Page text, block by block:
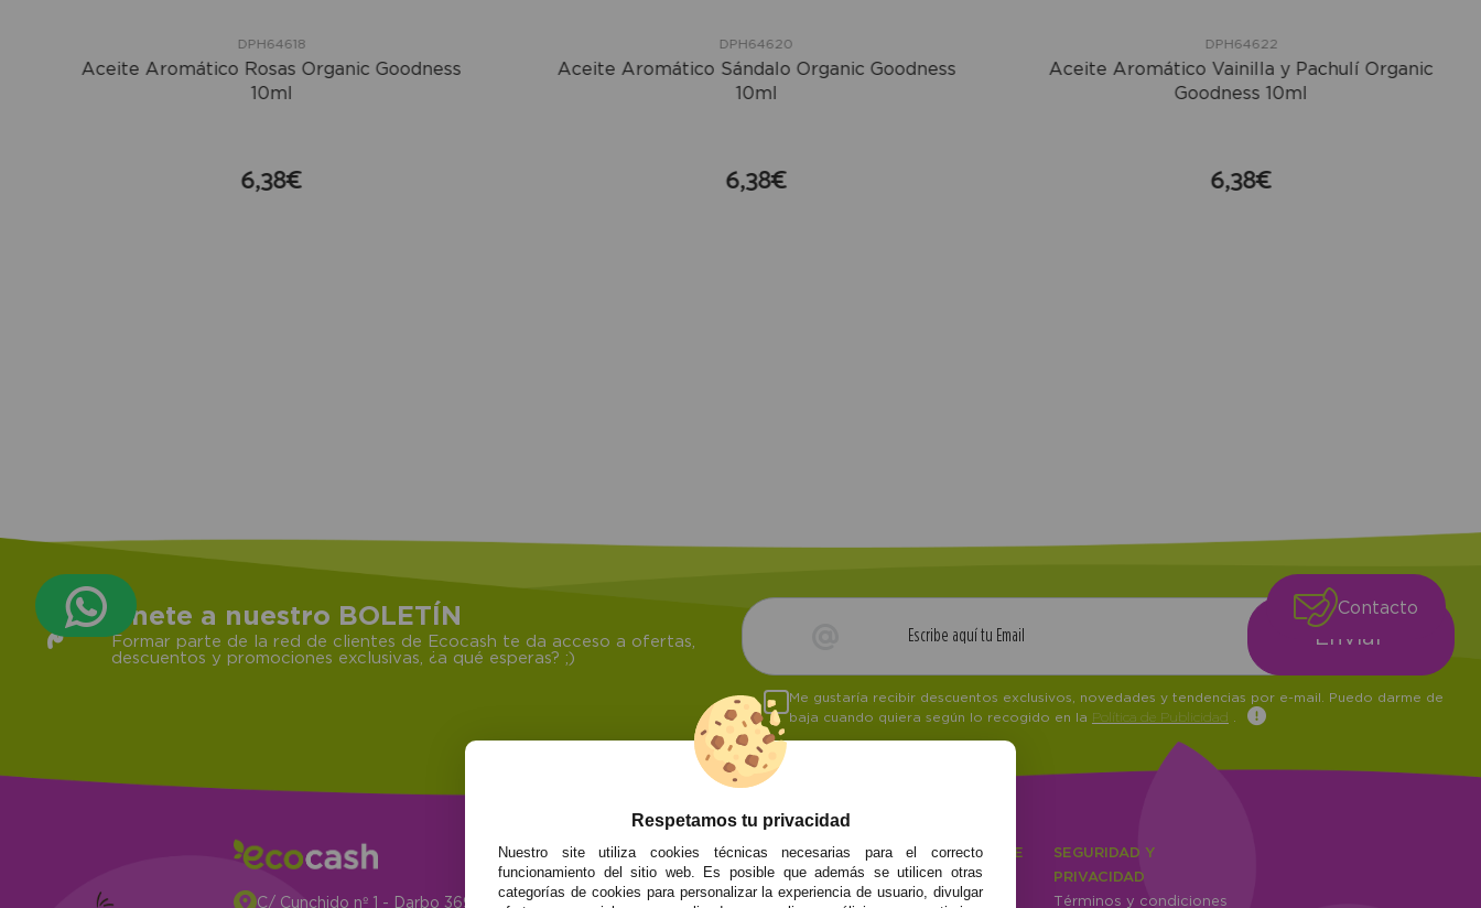
DPH64618
Aceite Aromático Rosas Organic Goodness
10ml
6,38€
DPH64620
Aceite Aromático Sándalo Organic Goodness
10ml
6,38€
DPH64622
Aceite Aromático Vainilla y Pachulí Organic
Goodness 10ml
6,38€
Únete a nuestro BOLETÍN
Formar parte de la red de clientes de Ecocash te da acceso a ofertas,
descuentos y promociones exclusivas, ¿a qué esperas? ;)
Me gustaría recibir descuentos exclusivos, novedades y tendencias por e-mail. Puedo darme de
baja cuando quiera según lo recogido en la Política de Publicidad
C/ Cunchido nº 1 - Darbo 36940 Cangas
NOSOTROS
Quiénes somos
Info
ATENCIÓN AL CLIENTE
Envíos y devoluciones
Formas de pago
SEGURIDAD Y
PRIVACIDAD
Términos y condiciones
Contacto
Respetamos tu privacidad
Nuestro site utiliza cookies técnicas necesarias para el correcto
funcionamiento del sitio web. Es posible que además se utilicen otras
categorías de cookies para personalizar la experiencia de usuario, divulgar